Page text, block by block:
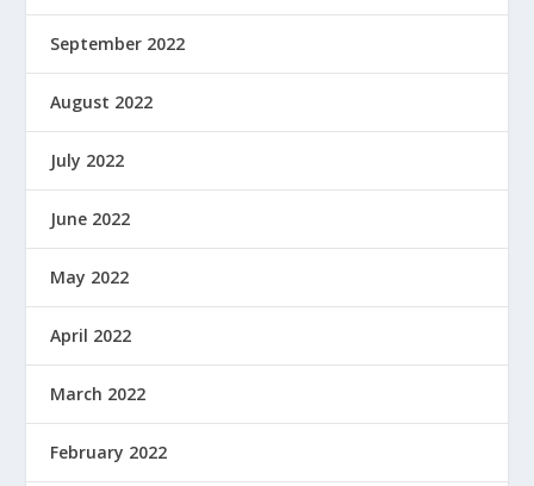
September 2022
August 2022
July 2022
June 2022
May 2022
April 2022
March 2022
February 2022